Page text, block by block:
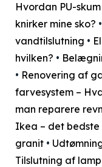
Hvordan PU-
knirker mine sko? •
vandtilslutning •
hvilken? •
• Renovering af
farvesystem –
man reparere
Ikea – det
granit •
Tilslutning af